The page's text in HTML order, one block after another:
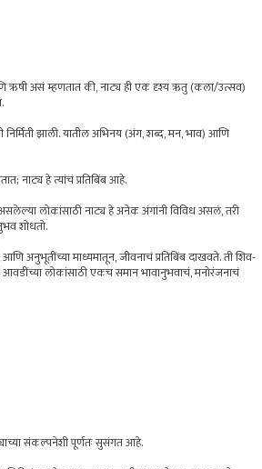
ऋषी असं म्हणतात की, नाट्य ही एक दृश्य ऋतु (कला/उत्सव)
निर्मिती झाली. यातील अभिनय (अंग, शब्द, मन, भाव) आणि
नाट्य हे त्यांचं प्रतिबिंब आहे.
असलेल्या लोकांसाठी नाट्य हे अनेक अंगांनी विविध असलं, तरी
शोधतो.
अनुभूतींच्या माध्यमातून, जीवनाचं प्रतिबिंब दाखवते. ती शिव-
आवडींच्या लोकांसाठी एकच समान भावानुभवाचं, मनोरंजनाचं
संकल्पनेशी पूर्णतः सुसंगत आहे.